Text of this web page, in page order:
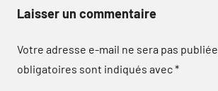
Laisser un commentaire
Votre adresse e-mail ne sera pas publiée.
obligatoires sont indiqués avec*